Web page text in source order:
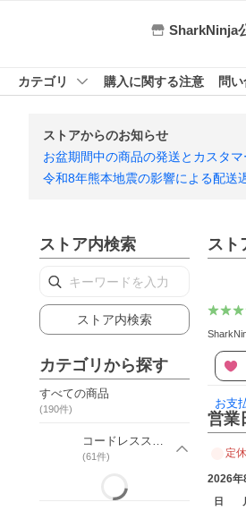
SharkNinja
カテゴリ 購入に関する注意 問
ストアからのお知らせ
お盆期間中の商品の発送とカスタ
令和8年熊本地震の影響による配送
ストア内検索
ストア内検索
カテゴリから探す
すべての商品
(190件)
コードレススティック
(61件)
スト
お支
営業
定
2026年
日